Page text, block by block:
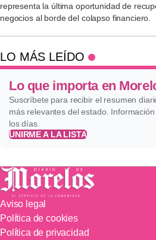
representa la última oportunidad de
negocios al borde del colapso financiero.
LO MÁS LEÍDO
Lo que importa en
Suscríbete para recibir el resumen
más relevantes del estado.
los días.
UNIRME A LA LISTA
Aviso legal
Política de cookies
Política de privacidad